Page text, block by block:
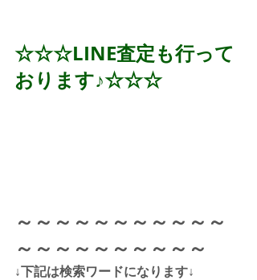
☆☆☆LINE査定も行って
おります♪☆☆☆
～～～～～～～～～～～
～～～～～～～～～～
↓下記は検索ワードになります↓